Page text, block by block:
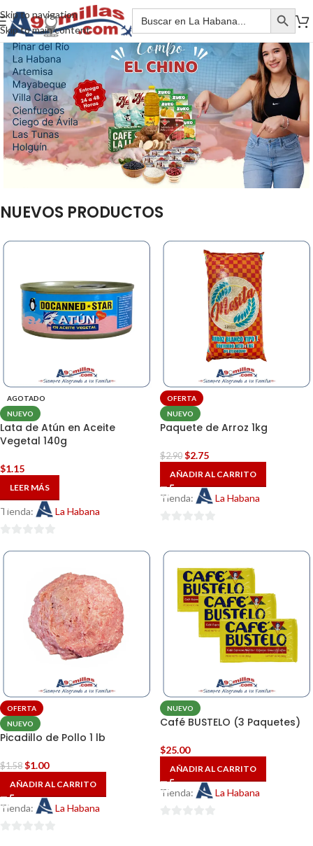
Skip to navigation
Skip to main content
NUEVOS PRODUCTOS
AGOTADO
NUEVO
Lata de Atún en Aceite
Vegetal 140g
$1.15
LEER MÁS
Tienda: La Habana
de
OFERTA
NUEVO
Paquete de Arroz 1kg
$2.90 $2.75
AÑADIR AL CARRITO
Tienda: La Habana
OFERTA
NUEVO
Picadillo de Pollo 1 lb
$1.58 $1.00
AÑADIR AL CARRITO
Tienda: La Habana
NUEVO
Café BUSTELO (3 Paquetes)
$25.00
AÑADIR AL CARRITO
Tienda: La Habana